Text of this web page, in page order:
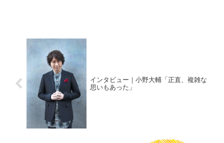
インタビュー｜小野大輔「正直、複雑な
思いもあった」